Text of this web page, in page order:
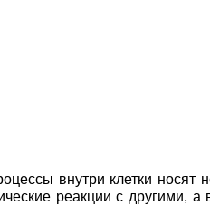
внутри клетки носят
реакции с другими, а